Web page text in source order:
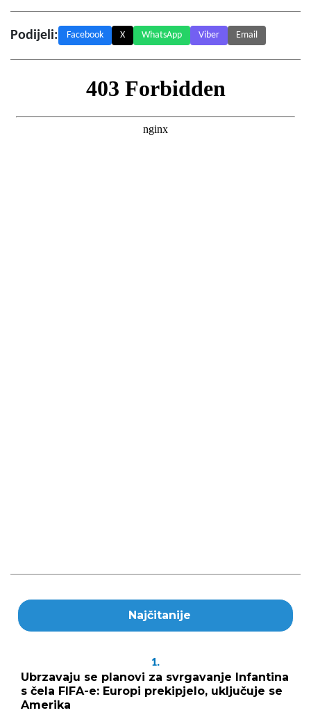
Podijeli: Facebook X WhatsApp Viber Email
Najčitanije
1.
Ubrzavaju se planovi za svrgavanje Infantina
s čela FIFA-e: Europi prekipjelo, uključuje se
Amerika